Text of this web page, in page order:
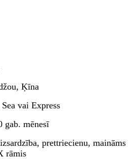
Ķīna
vai Express
gab. mēnesī
prettriecienu, maināms
rāmis